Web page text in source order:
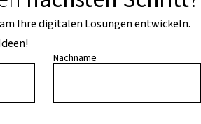
Ihre digitalen Lösungen entwickeln.
Nachname